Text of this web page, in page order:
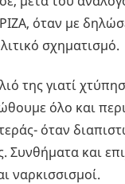
όταν με
σχηματισμό.
της γιατί
όλο και
όταν
και
ναρκισσισμοί.